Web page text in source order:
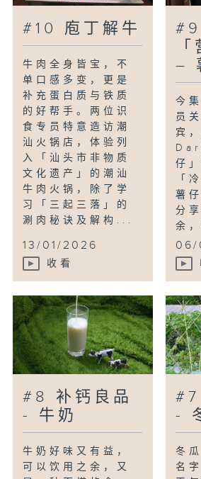
#10 庖丁解牛
牛肉全身皆宝，不
单口感多变，更是
补充蛋白质与铁质
的好帮手。两位识
食专员特意造访潮
汕火锅店，体验列
入「汕头市非物质
文化遗产」的潮汕
牛肉火锅，除了学
习「三起三落」的
涮肉秘诀及解构...
13/01/2026
收看
#9
–
今
员
宾
仔
「
薯
分
余
06/
#8 补钙良品
- 牛奶
牛奶好味又有益，
可以饮用之余，又
#7
-
冬
名